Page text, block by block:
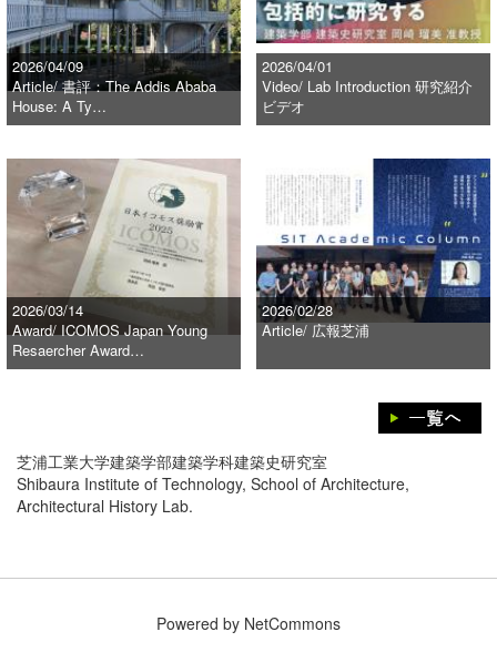
2026/04/09
Article/ 書評：The Addis Ababa
House: A Ty…
2026/04/01
Video/ Lab Introduction 研究紹介
ビデオ
2026/03/14
Award/ ICOMOS Japan Young
Resaercher Award…
2026/02/28
Article/ 広報芝浦
芝浦工業大学建築学部建築学科建築史研究室
Shibaura Institute of Technology, School of Architecture,
Architectural History Lab.
Powered by NetCommons